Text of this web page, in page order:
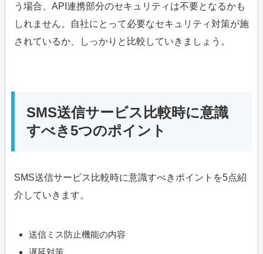
う場合、API連携部分のセキュリティは不要となるかも
しれません。自社にとって必要なセキュリティ対策が施
されているか、しっかりと比較していきましょう。
SMS送信サービス比較時に意識
すべき5つのポイント
SMS送信サービス比較時に意識すべきポイントを5点紹
介していきます。
送信ミス防止機能の内容
遅延対策